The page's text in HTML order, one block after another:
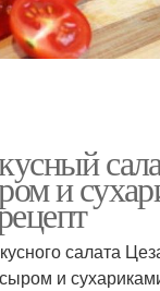
и
салата
и